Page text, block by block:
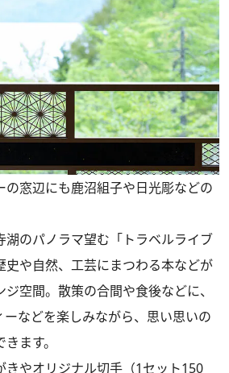
の窓辺にも鹿沼組子や日光彫などの
のパノラマ望む「トラベルライブ
史や自然、工芸にまつわる本などが
空間。散策の合間や食後などに、
ーなどを楽しみながら、思い思いの
ます。
やオリジナル切手（1セット150